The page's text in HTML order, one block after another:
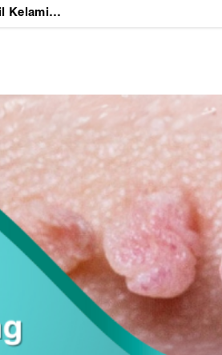
Ciri-Ciri Kutil Kelamin yang Harus Diwaspadai untuk Penanganan Dini